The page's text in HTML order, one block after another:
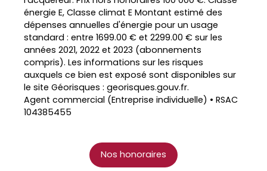
énergie E, Classe climat E Montant estimé des
dépenses annuelles d'énergie pour un usage
standard : entre 1699.00 € et 2299.00 € sur les
années 2021, 2022 et 2023 (abonnements
compris). Les informations sur les risques
auxquels ce bien est exposé sont disponibles sur
le site Géorisques : georisques.gouv.fr.
Agent commercial (Entreprise individuelle) • RSAC
104385455
Nos honoraires